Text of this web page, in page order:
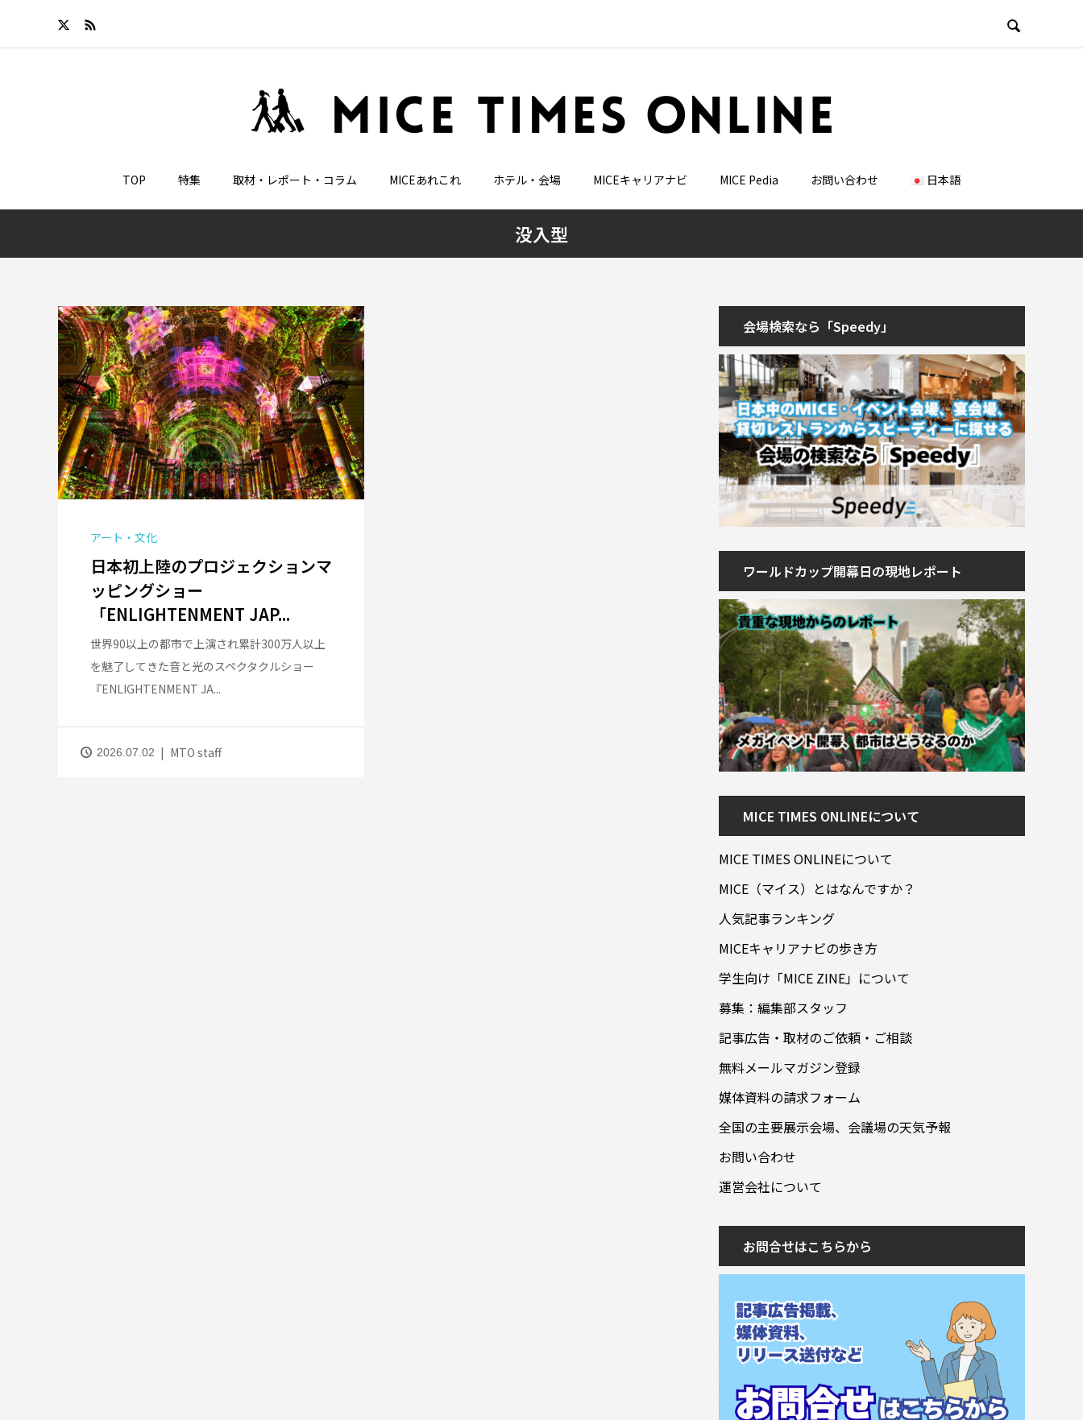

TOP 特集 取材・レポート・コラム MICEあれこれ ホテル・会場 MICEキャリアナビ MICE Pedia お問い合わせ 日本語
没入型
アート・文化
日本初上陸のプロジェクションマ
ッピングショー
「ENLIGHTENMENT JAP...
世界90以上の都市で上演され累計300万人以上
を魅了してきた音と光のスペクタクルショー
『ENLIGHTENMENT JA...
2026.07.02 MTO staff
会場検索なら「Speedy」
ワールドカップ開幕日の現地レポート
MICE TIMES ONLINEについて
MICE TIMES ONLINEについて
MICE（マイス）とはなんですか？
人気記事ランキング
MICEキャリアナビの歩き方
学生向け「MICE ZINE」について
募集：編集部スタッフ
記事広告・取材のご依頼・ご相談
無料メールマガジン登録
媒体資料の請求フォーム
全国の主要展示会場、会議場の天気予報
お問い合わせ
運営会社について
お問合せはこちらから